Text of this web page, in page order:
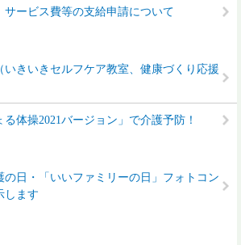
サービス費等の支給申請について
いきいきセルフケア教室、健康づくり応援
る体操2021バージョン」で介護予防！
の日・「いいファミリーの日」フォトコン
します